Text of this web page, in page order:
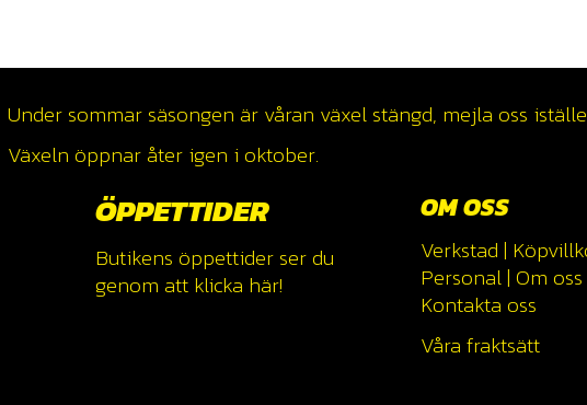
Under sommar säsongen är våran växel stängd, mejla oss
Växeln öppnar åter igen i oktober.
ÖPPETTIDER
Butikens öppettider ser du
genom att klicka här!
OM OSS
Verkstad |
Personal| Om oss
Kontakta oss
Våra fraktsätt